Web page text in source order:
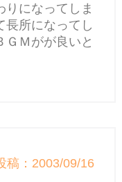
りになってしま
長所になってし
ＧＭがが良いと
稿：2003/09/16